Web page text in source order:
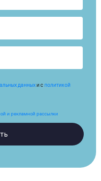
данныхи с политикой
и рекламной рассылки